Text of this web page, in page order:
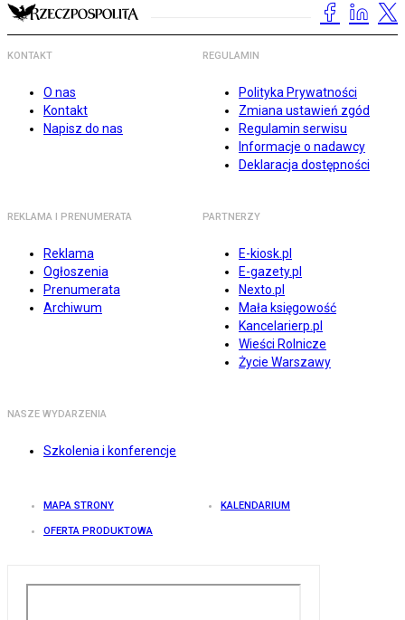
KONTAKT
O nas
Kontakt
Napisz do nas
REGULAMIN
Polityka Prywatności
Zmiana ustawień zgód
Regulamin serwisu
Informacje o nadawcy
Deklaracja dostępności
REKLAMA I PRENUMERATA
Reklama
Ogłoszenia
Prenumerata
Archiwum
PARTNERZY
E-kiosk.pl
E-gazety.pl
Nexto.pl
Mała księgowość
Kancelarierp.pl
Wieści Rolnicze
Życie Warszawy
NASZE WYDARZENIA
Szkolenia i konferencje
MAPA STRONY KALENDARIUM
OFERTA PRODUKTOWA